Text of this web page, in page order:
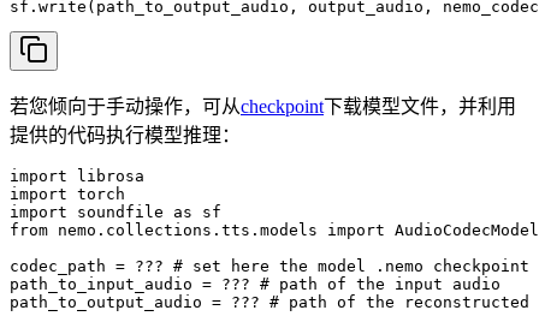
若您倾向于手动操作，可从checkpoint下载模型文件，并利用
提供的代码执行模型推理：
import librosa
import torch
import soundfile as sf
from nemo.collections.tts.models import AudioCodecModel
codec_path = ??? # set here the model .nemo checkpoint
path_to_input_audio = ??? # path of the input audio
path_to_output_audio = ??? # path of the reconstructed